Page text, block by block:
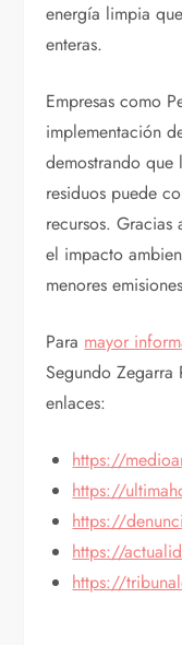
energía limpia
enteras.
Empresas como
implementación
demostrando
residuos puede
recursos. Gracias
el impacto
menores
Para mayor
Segundo Zegarra
enlaces:
https://
https://
https://
https://
https://